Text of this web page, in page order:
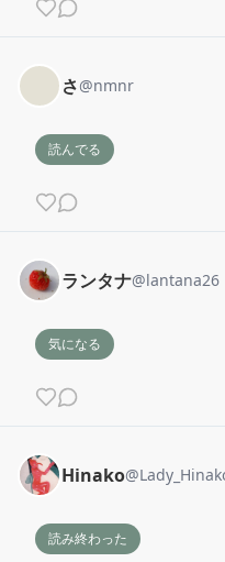
さ@nmnr
読んでる
ランタナ@lantana26
気になる
Hinako@
読み終わった